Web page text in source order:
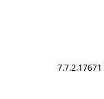
7.7.2.17671